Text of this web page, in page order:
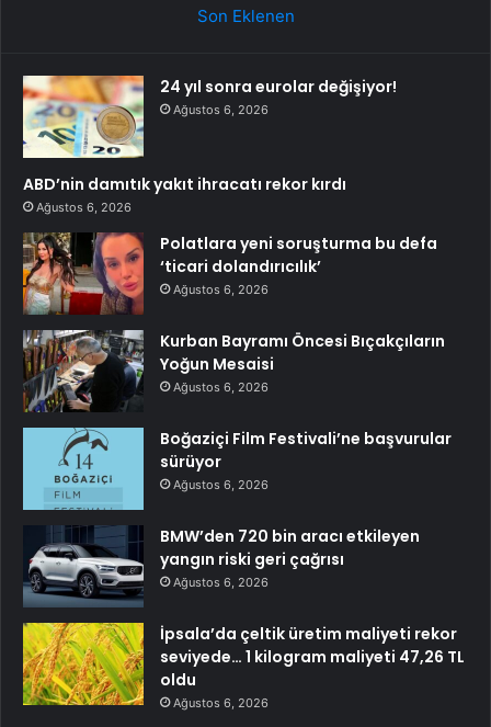
Son Eklenen
24 yıl sonra eurolar değişiyor!
Ağustos 6, 2026
ABD’nin damıtık yakıt ihracatı rekor kırdı
Ağustos 6, 2026
Polatlara yeni soruşturma bu defa
‘ticari dolandırıcılık’
Ağustos 6, 2026
Kurban Bayramı Öncesi Bıçakçıların
Yoğun Mesaisi
Ağustos 6, 2026
Boğaziçi Film Festivali’ne başvurular
sürüyor
Ağustos 6, 2026
BMW’den 720 bin aracı etkileyen
yangın riski geri çağrısı
Ağustos 6, 2026
İpsala’da çeltik üretim maliyeti rekor
seviyede… 1 kilogram maliyeti 47,26 TL
oldu
Ağustos 6, 2026